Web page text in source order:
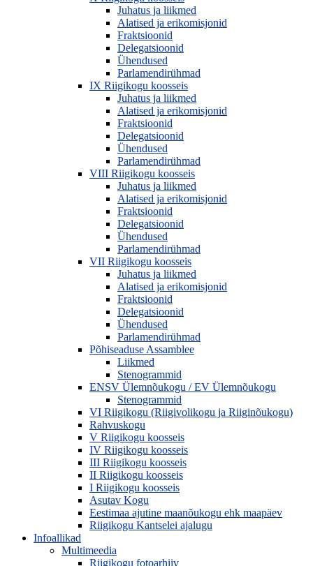
Juhatus ja liikmed
Alatised ja erikomisjonid
Fraktsioonid
Delegatsioonid
Ühendused
Parlamendirühmad
IX Riigikogu koosseis
Juhatus ja liikmed
Alatised ja erikomisjonid
Fraktsioonid
Delegatsioonid
Ühendused
Parlamendirühmad
VIII Riigikogu koosseis
Juhatus ja liikmed
Alatised ja erikomisjonid
Fraktsioonid
Delegatsioonid
Ühendused
Parlamendirühmad
VII Riigikogu koosseis
Juhatus ja liikmed
Alatised ja erikomisjonid
Fraktsioonid
Delegatsioonid
Ühendused
Parlamendirühmad
Põhiseaduse Assamblee
Liikmed
Stenogrammid
ENSV Ülemnõukogu / EV Ülemnõukogu
Stenogrammid
VI Riigikogu (Riigivolikogu ja Riiginõukogu)
Rahvuskogu
V Riigikogu koosseis
IV Riigikogu koosseis
III Riigikogu koosseis
II Riigikogu koosseis
I Riigikogu koosseis
Asutav Kogu
Eestimaa ajutine maanõukogu ehk maapäev
Riigikogu Kantselei ajalugu
Infoallikad
Multimeedia
Riigikogu fotoarhiiv